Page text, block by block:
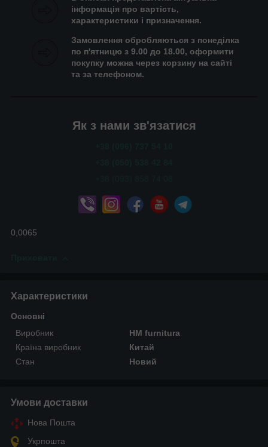
інформація про вартість,
характеристики і призначення.
Замовлення обробляються з понеділка
по п'ятницю з 9.00 до 18.00, оформити
покупку можна через корзину на сайті
та за телефоном.
Як з нами зв'язатися
0,0065
Характеристики
Основні
Виробник
HM furnitura
Країна виробник
Китай
Стан
Новий
Умови доставки
Нова Пошта
Укрпошта